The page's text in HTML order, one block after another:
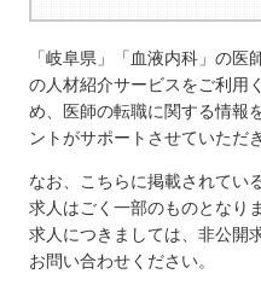
「岐阜県」「血液内科」の医
の人材紹介サービスをご利用
め、医師の転職に関する情報
ントがサポートさせていただ
なお、こちらに掲載されてい
求人はごく一部のものとなり
求人につきましては、非公開
お問い合わせください。